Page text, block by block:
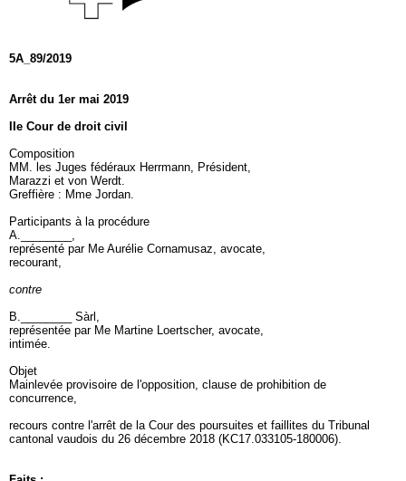
5A_89/2019
Arrêt du 1er mai 2019
IIe Cour de droit civil
Composition
MM. les Juges fédéraux Herrmann, Président,
Marazzi et von Werdt.
Greffière : Mme Jordan.
Participants à la procédure
A.________,
représenté par Me Aurélie Cornamusaz, avocate,
recourant,
contre
B.________ Sàrl,
représentée par Me Martine Loertscher, avocate,
intimée.
Objet
Mainlevée provisoire de l'opposition, clause de prohibition de
concurrence,
recours contre l'arrêt de la Cour des poursuites et faillites du Tribunal
cantonal vaudois du 26 décembre 2018 (KC17.033105-180006).